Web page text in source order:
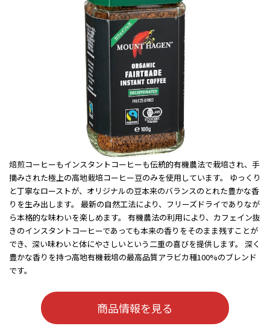
焙煎コーヒーもインスタントコーヒーも伝統的有機農法で栽培され、手
摘みされた極上の高地栽培コーヒー豆のみを使用しています。 ゆっくり
と丁寧なローストが、オリジナルの豆本来のバランスのとれた豊かな香
りを生み出します。 最新の自然工法により、フリーズドライでありなが
ら本格的な味わいを楽しめます。 有機農法の利用により、カフェイン抜
きのインスタントコーヒーであっても本来の香りをそのまま残すことが
でき、深い味わいと体にやさしいという二重の喜びを提供します。 深く
豊かな香りを持つ高地有機栽培の最高品質アラビカ種100%のブレンド
です。
商品情報を見る